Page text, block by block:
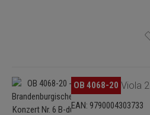
Skip image gallery OB 4068-20 Viola 2
EAN: 9790004303733